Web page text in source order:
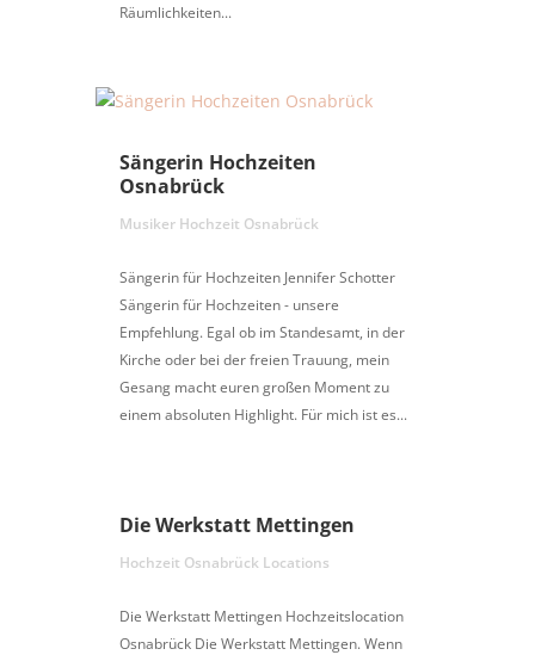
Räumlichkeiten...
Sängerin Hochzeiten
Osnabrück
Musiker Hochzeit Osnabrück
Sängerin für Hochzeiten Jennifer Schotter
Sängerin für Hochzeiten - unsere
Empfehlung. Egal ob im Standesamt, in der
Kirche oder bei der freien Trauung, mein
Gesang macht euren großen Moment zu
einem absoluten Highlight. Für mich ist es...
Die Werkstatt Mettingen
Hochzeit Osnabrück Locations
Die Werkstatt Mettingen Hochzeitslocation
Osnabrück Die Werkstatt Mettingen. Wenn